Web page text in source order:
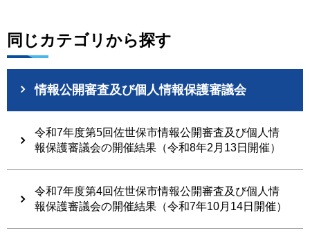
同じカテゴリから探す
情報公開審査及び個人情報保護審議会
令和7年度第5回佐世保市情報公開審査及び個人情
報保護審議会の開催結果（令和8年2月13日開催）
令和7年度第4回佐世保市情報公開審査及び個人情
報保護審議会の開催結果（令和7年10月14日開催）